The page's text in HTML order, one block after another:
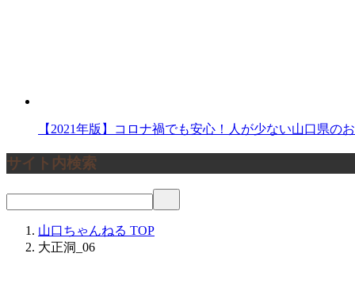
【2021年版】コロナ禍でも安心！人が少ない山口県の
サイト内検索
山口ちゃんねる TOP
大正洞_06